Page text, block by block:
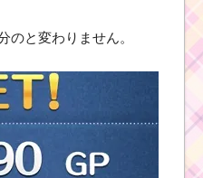
のと変わりません。